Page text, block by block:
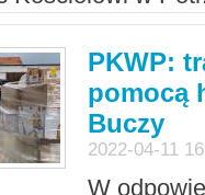
PKWP:
pomocą
Buczy
2022-04-11
W